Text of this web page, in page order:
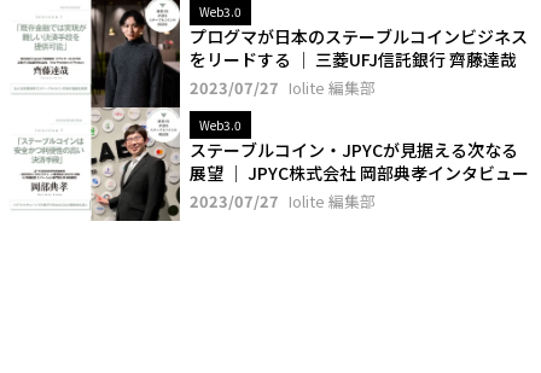
Web3.0
プログマが日本のステーブルコインビジネス
をリードする │ 三菱UFJ信託銀行 齊藤達哉
2023/07/27 Iolite 編集部
Web3.0
ステーブルコイン・JPYCが見据える次なる
展望 │ JPYC株式会社 岡部典孝インタビュー
2023/07/27 Iolite 編集部